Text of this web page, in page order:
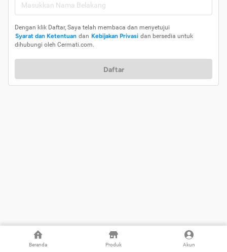
Beranda Produk Akun
Dengan klik Daftar, Saya telah membaca dan menyetujui
Syarat dan Ketentuan dan Kebijakan Privasi dan bersedia untuk
dihubungi oleh Cermati.com.
Daftar